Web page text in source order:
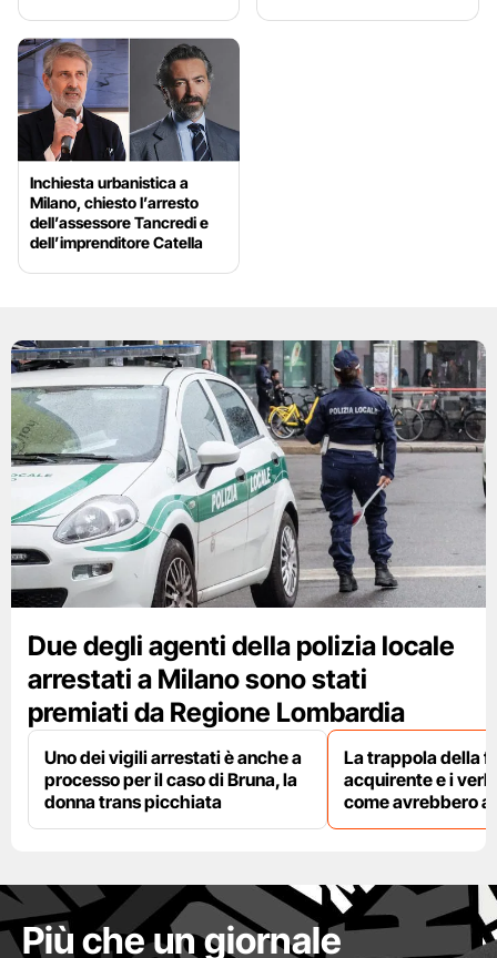
Inchiesta urbanistica a
Milano, chiesto l’arresto
dell’assessore Tancredi e
dell’imprenditore Catella
Due degli agenti della polizia locale
arrestati a Milano sono stati
premiati da Regione Lombardia
Uno dei vigili arrestati è anche a
processo per il caso di Bruna, la
donna trans picchiata
La trappola della
acquirente e i
come avrebbero
Più che un giornale